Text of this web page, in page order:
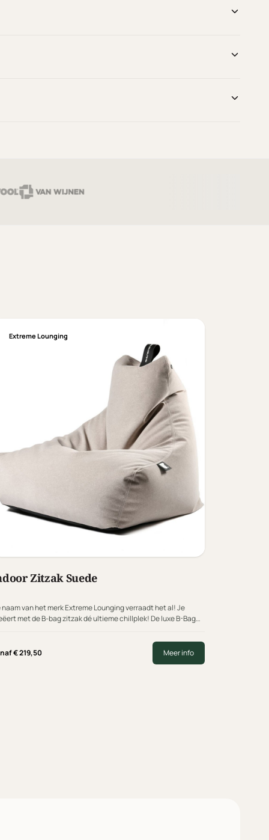
Extreme Lounging
Zitzak Suede
naam van het merk Extreme Lounging verraadt het al! Je
met de B-bag zitzak dé ultieme chillplek! De luxe B-Bag
€219,50 Meer info